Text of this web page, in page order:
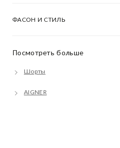
Посмотреть больше
Шорты
AIGNER
ФАСОН И СТИЛЬ